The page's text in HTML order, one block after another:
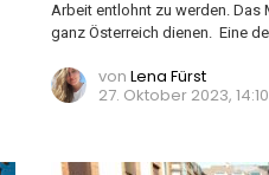
Arbeit entlohnt zu werden.
ganz Österreich dienen. Eine
von Lena Fürst
27. Oktober 2023, 14:10